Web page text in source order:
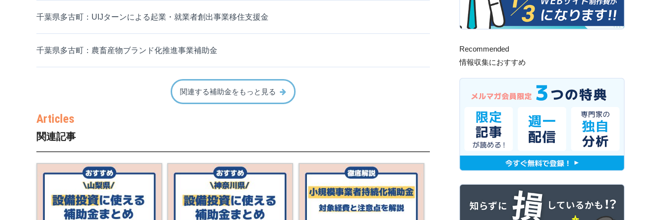
千葉県多古町：UIJターンによる起業・就業者創出事業移住支援金
千葉県多古町：農畜産物ブランド化推進事業補助金
関連する補助金をもっと見る
関連記事
Recommended
情報収集におすすめ